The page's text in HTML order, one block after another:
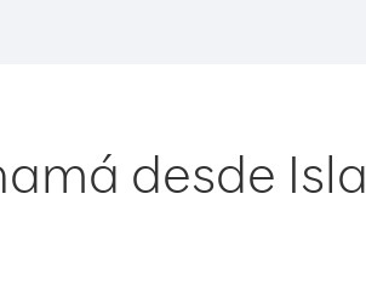
desde Isla